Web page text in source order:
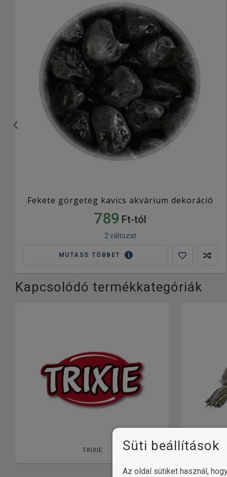
Fekete görgeteg kavics akvárium dekoráció
789 Ft-tól
2 változat
MUTASS TÖBBET
Kapcsolódó termékkategóriák
TRIXIE Süti beállítások
Az oldal sütiket használ,